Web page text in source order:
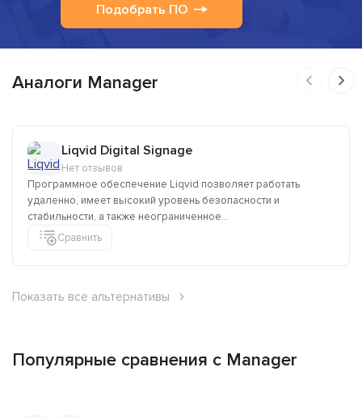
Подобрать ПО
Аналоги Manager
Liqvid Digital Signage
Нет отзывов
Программное обеспечение Liqvid позволяет работать
удаленно, имеет высокий уровень безопасности и
стабильности, а также неограниченное...
Сравнить
Показать все альтернативы
Популярные сравнения с Manager